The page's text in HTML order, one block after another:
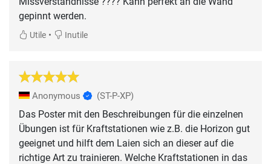
gepinnt werden.
Utile • Inutile
Anonymous (ST-P-XP)
Das Poster mit den Beschreibungen für die einzelnen
Übungen ist für Kraftstationen wie z.B. die Horizon gut
geeignet und hilft dem Laien sich an dieser auf die
richtige Art zu trainieren. Welche Kraftstationen in das